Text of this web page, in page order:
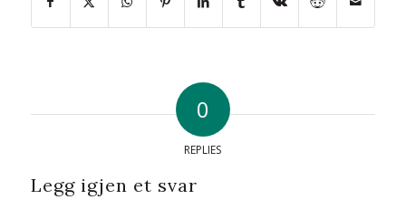
0
REPLIES
Legg igjen et svar